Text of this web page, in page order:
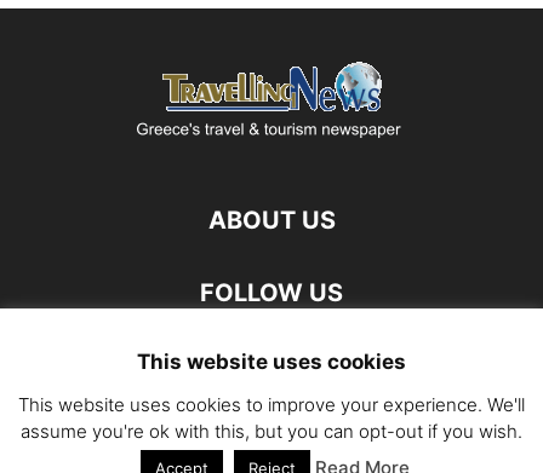
ABOUT US
FOLLOW US
©
This website uses cookies
This website uses cookies to improve your experience. We'll
assume you're ok with this, but you can opt-out if you wish.
Accept Reject Read More